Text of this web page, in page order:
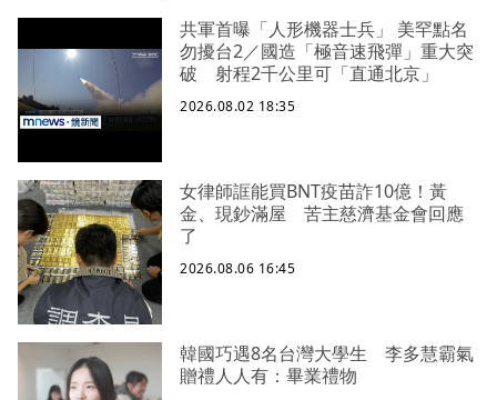
共軍首曝「人形機器士兵」 美罕點名
勿擾台2／國造「極音速飛彈」重大突
破 射程2千公里可「直通北京」
2026.08.02 18:35
女律師誆能買BNT疫苗詐10億！黃
金、現鈔滿屋 苦主慈濟基金會回應
了
2026.08.06 16:45
韓國巧遇8名台灣大學生 李多慧霸氣
贈禮人人有：畢業禮物